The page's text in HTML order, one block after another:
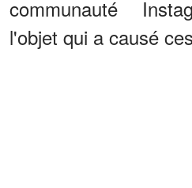
communauté
l'objet qui a causé